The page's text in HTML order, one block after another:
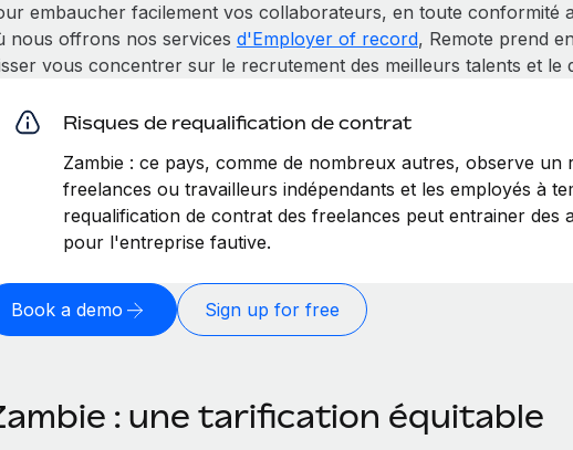
embaucher facilement vos collaborateurs, en toute conformité
nous offrons nos services d'Employer of record, Remote prend
vous concentrer sur le recrutement des meilleurs talents et le
Risques de requalification de contrat
Zambie : ce pays, comme de nombreux autres, observe un
freelances ou travailleurs indépendants et les employés à
requalification de contrat des freelances peut entrainer des
pour l'entreprise fautive.
Book a demo Sign up for free
: une tarification équitable